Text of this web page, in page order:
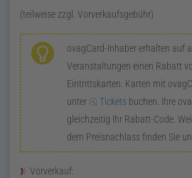
(teilweise zzgl. Vorverkaufsgebühr)
ovagCard-Inhaber erhalten auf
Veranstaltungen einen Rabatt
Eintrittskarten. Karten mit
unter
Tickets buchen. Ihre
gleichzeitig Ihr Rabatt-Code.
dem Preisnachlass finden Sie
Vorverkauf: